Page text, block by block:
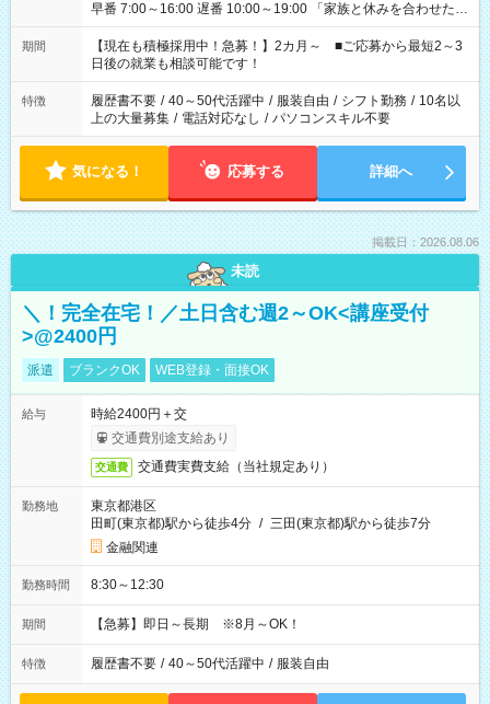
早番 7:00～16:00 遅番 10:00～19:00 「家族と休みを合わせた
い」 「余裕を持って夕飯の準備がしたい」 「できれば残業はし
たくない」 など、ご希望を教えてくださいね。 ※Wワーク希望
の方へ 今ご覧のお仕事で希望する勤務時間と、もう1つのお仕事
の勤務時間。 合計で週40時間を超える場合は応募できません。
期間
【現在も積極採用中！急募！】2カ月～ ■ご応募から最短2～3
日後の就業も相談可能です！
特徴 履歴書不要 / 40～50代活躍中 / 服装自由 / シフト勤務 / 10名以
上の大量募集 / 電話対応なし / パソコンスキル不要
気になる！ 応募する 詳細へ
掲載日：2026.08.06
未読
＼！完全在宅！／土日含む週2～OK<講座受付
>@2400円
派遣 ブランクOK WEB登録・面接OK
給与
時給2400円＋交
交通費別途支給あり
交通費 交通費実費支給（当社規定あり）
勤務地
東京都港区
田町(東京都)駅から徒歩4分 / 三田(東京都)駅から徒歩7分
金融関連
勤務時間 8:30～12:30
期間 【急募】即日～長期 ※8月～OK！
特徴 履歴書不要 / 40～50代活躍中 / 服装自由